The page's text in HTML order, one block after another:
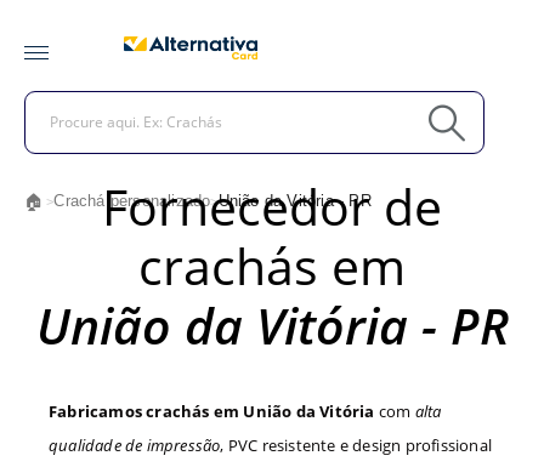
🏠 >Crachá personalizado>União da Vitória - PR
Fornecedor de
crachás em
União da Vitória - PR
Fabricamos crachás em União da Vitória com alta
qualidade de impressão, PVC resistente e design profissional